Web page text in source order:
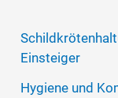
Einsteiger
Hygiene und